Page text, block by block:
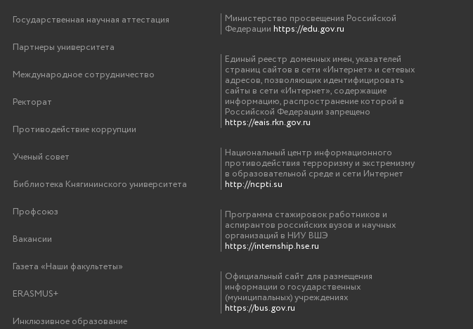
Государственная научная аттестация
Партнеры университета
Международное сотрудничество
Ректорат
Противодействие коррупции
Ученый совет
Библиотека Княгининского университета
Профсоюз
Вакансии
Газета «Наши факультеты»
ERASMUS+
Инклюзивное образование
Министерство просвещения Российской
Федерации https://edu.gov.ru
Единый реестр доменных имен, указателей
страниц сайтов в сети «Интернет» и сетевых
адресов, позволяющих идентифицировать
сайты в сети «Интернет», содержащие
информацию, распространение которой в
Российской Федерации запрещено
https://eais.rkn.gov.ru
Национальный центр информационного
противодействия терроризму и экстремизму
в образовательной среде и сети Интернет
http://ncpti.su
Программа стажировок работников и
аспирантов российских вузов и научных
организаций в НИУ ВШЭ
https://internship.hse.ru
Официальный сайт для размещения
информации о государственных
(муниципальных) учреждениях
https://bus.gov.ru